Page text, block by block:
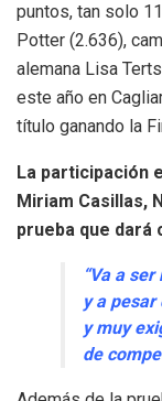
puntos, tan solo
Potter (2.636),
alemana Lisa
este año en
título ganando la
La participación
Miriam Casillas,
prueba que dará
“Va a
y a pesar
y muy
de